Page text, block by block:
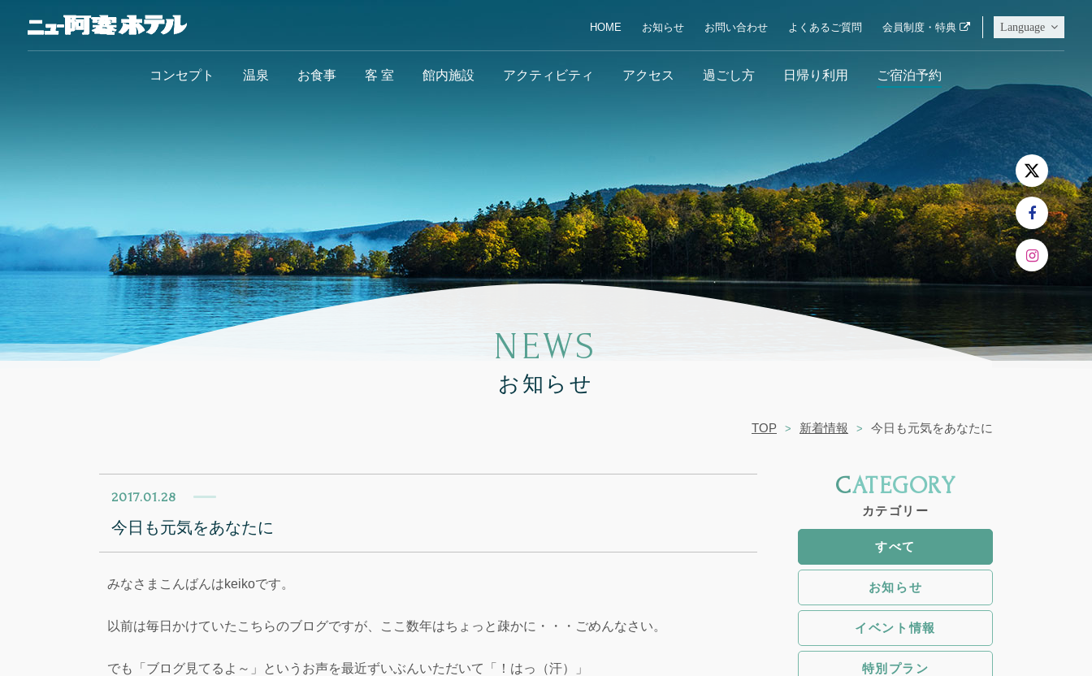
HOME お知らせ お問い合わせ よくあるご質問 会員制度・特典 Language
コンセプト 温泉 お食事 客 室 館内施設 アクティビティ アクセス 過ごし方 日帰り利用 ご宿泊予約
NEWS
お知らせ
TOP 新着情報 今日も元気をあなたに
2017.01.28
今日も元気をあなたに
みなさまこんばんはkeikoです。
以前は毎日かけていたこちらのブログですが、ここ数年はちょっと疎かに・・・ごめんなさい。
でも「ブログ見てるよ～」というお声を最近ずいぶんいただいて「！はっ（汗）」
CATEGORY
カテゴリー
すべて
お知らせ
イベント情報
特別プラン